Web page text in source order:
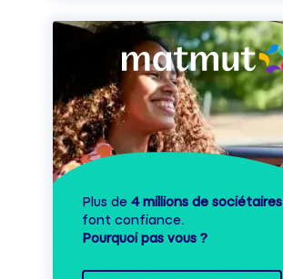
Plus de 4 millions de sociétaires
font confiance.
Pourquoi pas vous ?